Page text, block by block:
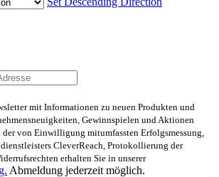
mit Informationen zu neuen Produkten und
Gewinnspielen und Aktionen
von Einwilligung mitumfassten Erfolgsmessung,
CleverReach, Protokollierung der
erhalten Sie in unserer
Abmeldung jederzeit möglich.